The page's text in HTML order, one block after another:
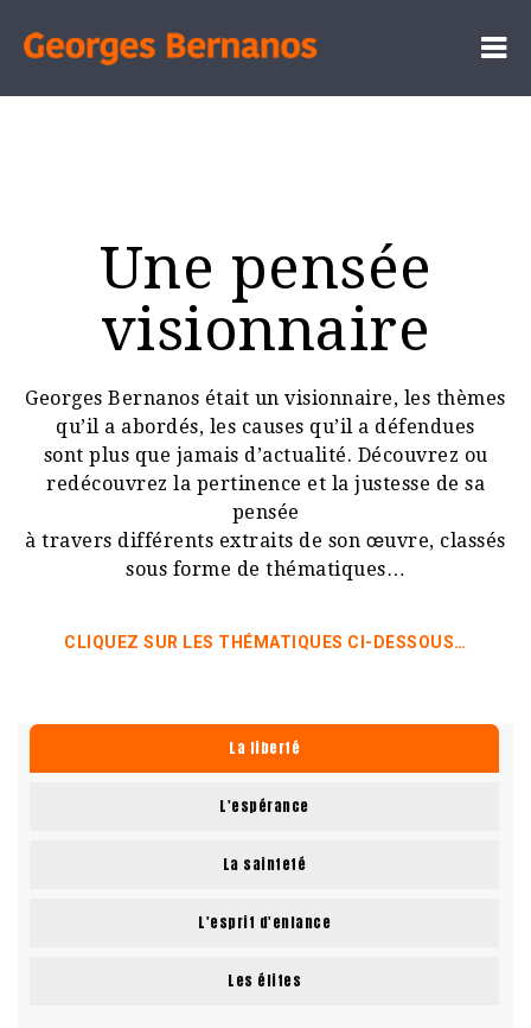
Une pensée
visionnaire
Georges Bernanos était un visionnaire, les thèmes
qu’il a abordés, les causes qu’il a défendues
sont plus que jamais d’actualité. Découvrez ou
redécouvrez la pertinence et la justesse de sa
pensée
à travers différents extraits de son œuvre, classés
sous forme de thématiques…
CLIQUEZ SUR LES THÉMATIQUES CI-DESSOUS…
La liberté
L'espérance
La sainteté
L'esprit d'enfance
Les élites